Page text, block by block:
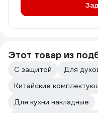
Этот товар из
С защитой
Для
Китайские
Для кухни накладные